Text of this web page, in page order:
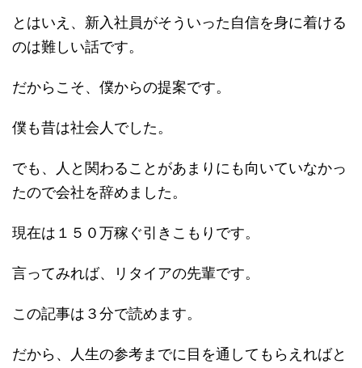
とはいえ、新入社員がそういった自信を身に着ける
のは難しい話です。
だからこそ、僕からの提案です。
僕も昔は社会人でした。
でも、人と関わることがあまりにも向いていなかっ
たので会社を辞めました。
現在は１５０万稼ぐ引きこもりです。
言ってみれば、リタイアの先輩です。
この記事は３分で読めます。
だから、人生の参考までに目を通してもらえればと